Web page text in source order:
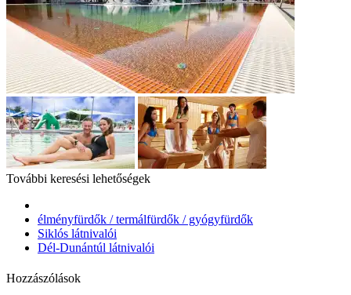
További keresési lehetőségek
élményfürdők / termálfürdők / gyógyfürdők
Siklós látnivalói
Dél-Dunántúl látnivalói
Hozzászólások